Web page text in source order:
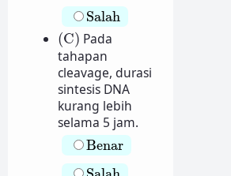
Salah
Salah
(C)
(C) Pada
tahapan
cleavage, durasi
sintesis DNA
kurang lebih
selama 5 jam.
Benar
Benar
Salah